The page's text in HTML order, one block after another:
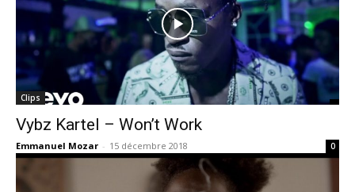
Clips
Vybz Kartel – Won’t Work
Emmanuel Mozar - 15 décembre 2018 0